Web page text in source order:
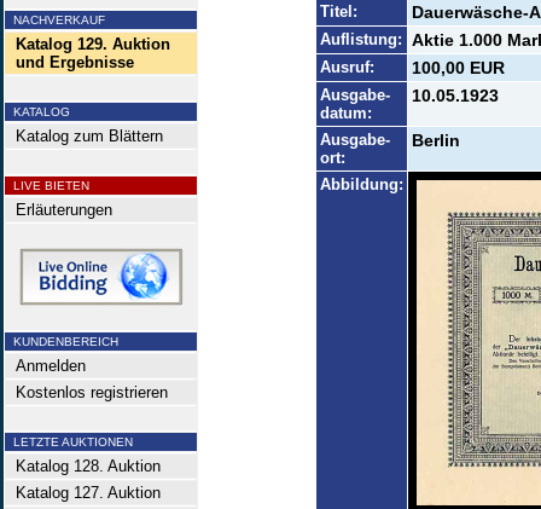
NACHVERKAUF
Katalog 129. Auktion
und Ergebnisse
KATALOG
Katalog zum Blättern
LIVE BIETEN
Erläuterungen
KUNDENBEREICH
Anmelden
Kostenlos registrieren
LETZTE AUKTIONEN
Katalog 128. Auktion
Katalog 127. Auktion
Titel: Dauerwäsche-
Auflistung: Aktie 1.000
Ausruf: 100,00 EUR
Ausgabe-
datum:
10.05.1923
Ausgabe-
ort:
Berlin
Abbildung: